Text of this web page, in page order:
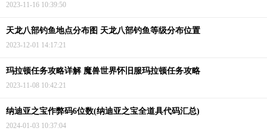
2023-11-16 10:39:50
天龙八部钓鱼地点分布图 天龙八部钓鱼等级分布位置
2023-12-01 14:17:21
玛拉顿任务攻略详解 魔兽世界怀旧服玛拉顿任务攻略
2023-11-08 10:42:21
纳迪亚之宝作弊码6位数(纳迪亚之宝全道具代码汇总)
2024-01-03 10:37:04